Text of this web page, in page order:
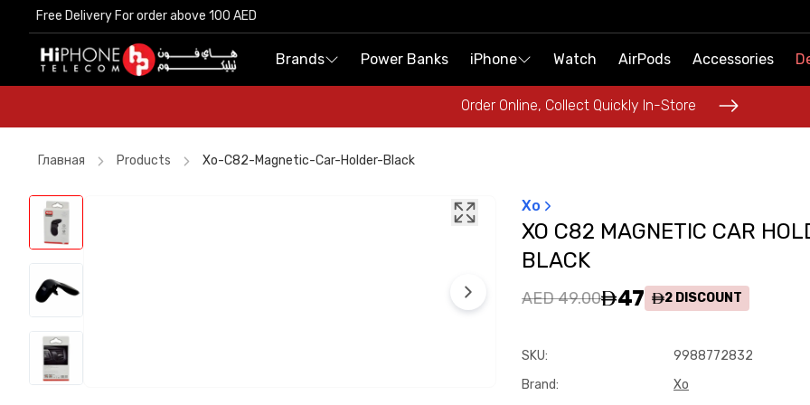
Free Delivery For order above 100 AED
Brands Power Banks iPhone Watch AirPods Accessories
Speaker
Rhode Lipstick
iPhone 15
Order Online, Collect Quickly In-Store
Free Delivery For order above 100 AED
Brands Power Banks iPhone Watch AirPods Accessories
USB-C Cable
iPhone 16 Pro Max
Galaxy S26 Ultra
Apple Watch
Order Online, Collect Quickly In-Store
Главная Products Xo-C82-Magnetic-Car-Holder-Black
Xo
XO C82 MAGNETIC CAR
BLACK
AED 49.00 47 2 DISCOUNT
SKU:
9988772832
Brand: Xo